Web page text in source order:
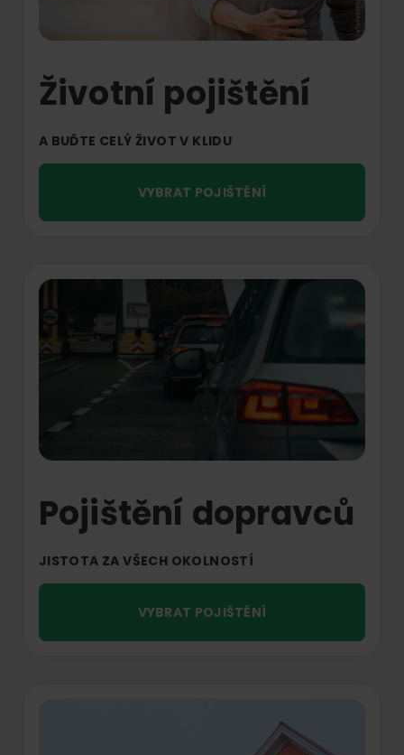
Životní pojištění
A BUĎTE CELÝ ŽIVOT V KLIDU
VYBRAT POJIŠTĚNÍ
Pojištění dopravců
JISTOTA ZA VŠECH OKOLNOSTÍ
VYBRAT POJIŠTĚNÍ